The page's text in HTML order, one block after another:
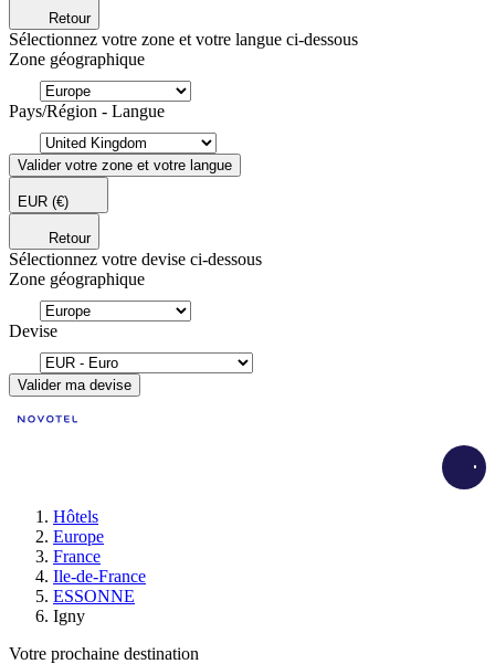
Retour
Sélectionnez votre zone et votre langue ci-dessous
Zone géographique
Pays/Région - Langue
Valider votre zone et votre langue
EUR (€)
Retour
Sélectionnez votre devise ci-dessous
Zone géographique
Devise
Valider ma devise
Hôtels
Europe
France
Ile-de-France
ESSONNE
Igny
Votre prochaine destination